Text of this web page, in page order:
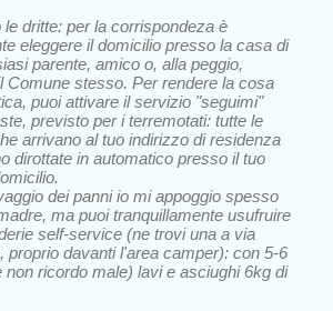
le dritte: per la corrispondeza è
eleggere il domicilio presso la casa di
parente, amico o, alla peggio,
Comune stesso. Per rendere la cosa
puoi attivare il servizio "seguimi"
previsto per i terremotati: tutte le
arrivano al tuo indirizzo di residenza
dirottate in automatico presso il tuo
dei panni io mi appoggio spesso
ma puoi tranquillamente usufruire
self-service (ne trovi una a via
proprio davanti l'area camper): con 5-6
non ricordo male) lavi e asciughi 6kg di